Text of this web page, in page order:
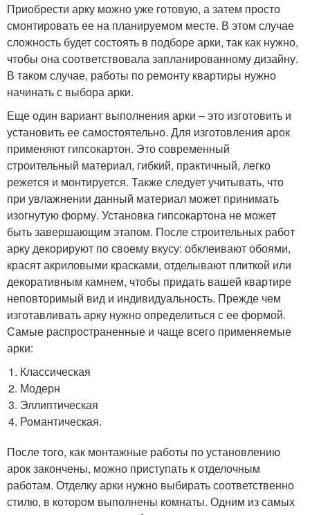
Приобрести арку можно уже готовую, а затем просто
смонтировать ее на планируемом месте. В этом случае
сложность будет состоять в подборе арки, так как нужно,
чтобы она соответствовала запланированному дизайну.
В таком случае, работы по ремонту квартиры нужно
начинать с выбора арки.
Еще один вариант выполнения арки – это изготовить и
установить ее самостоятельно. Для изготовления арок
применяют гипсокартон. Это современный
строительный материал, гибкий, практичный, легко
режется и монтируется. Также следует учитывать, что
при увлажнении данный материал может принимать
изогнутую форму. Установка гипсокартона не может
быть завершающим этапом. После строительных работ
арку декорируют по своему вкусу: обклеивают обоями,
красят акриловыми красками, отделывают плиткой или
декоративным камнем, чтобы придать вашей квартире
неповторимый вид и индивидуальность. Прежде чем
изготавливать арку нужно определиться с ее формой.
Самые распространенные и чаще всего применяемые
арки:
Классическая
Модерн
Эллиптическая
Романтическая.
После того, как монтажные работы по установлению
арок закончены, можно приступать к отделочным
работам. Отделку арки нужно выбирать соответственно
стилю, в котором выполнены комнаты. Одним из самых